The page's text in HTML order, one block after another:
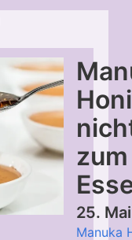
zum
25.
Manuka